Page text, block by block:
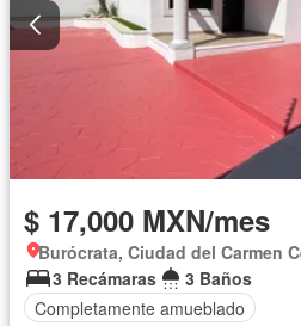
$ 17,000 MXN/mes
Burócrata, Ciudad del Carmen
3 Recámaras
3 Baños
Completamente amueblado